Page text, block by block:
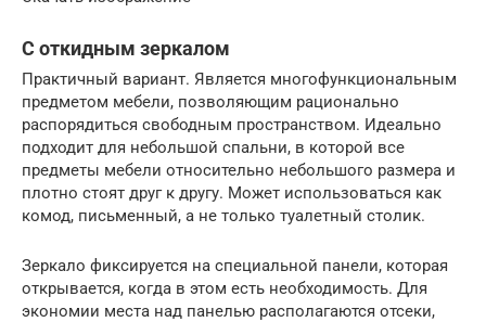
С откидным зеркалом
Практичный вариант. Является многофункциональным
предметом мебели, позволяющим рационально
распорядиться свободным пространством. Идеально
подходит для небольшой спальни, в которой все
предметы мебели относительно небольшого размера и
плотно стоят друг к другу. Может использоваться как
комод, письменный, а не только туалетный столик.
Зеркало фиксируется на специальной панели, которая
открывается, когда в этом есть необходимость. Для
экономии места над панелью располагаются отсеки,